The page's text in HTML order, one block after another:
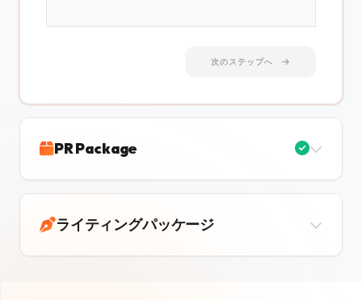
次のステップへ
PR Package
ライティングパッケージ